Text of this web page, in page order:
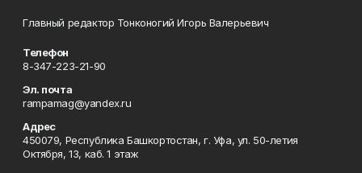
Главный редактор Тонконогий Игорь Валерьевич
Телефон
8-347-223-21-90
Эл. почта
rampamag@yandex.ru
Адрес
450079, Республика Башкортостан, г. Уфа, ул. 50-летия
Октября, 13, каб. 1 этаж